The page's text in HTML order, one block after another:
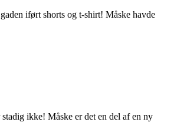
iført shorts og t-shirt! Måske havde
ikke! Måske er det en del af en ny